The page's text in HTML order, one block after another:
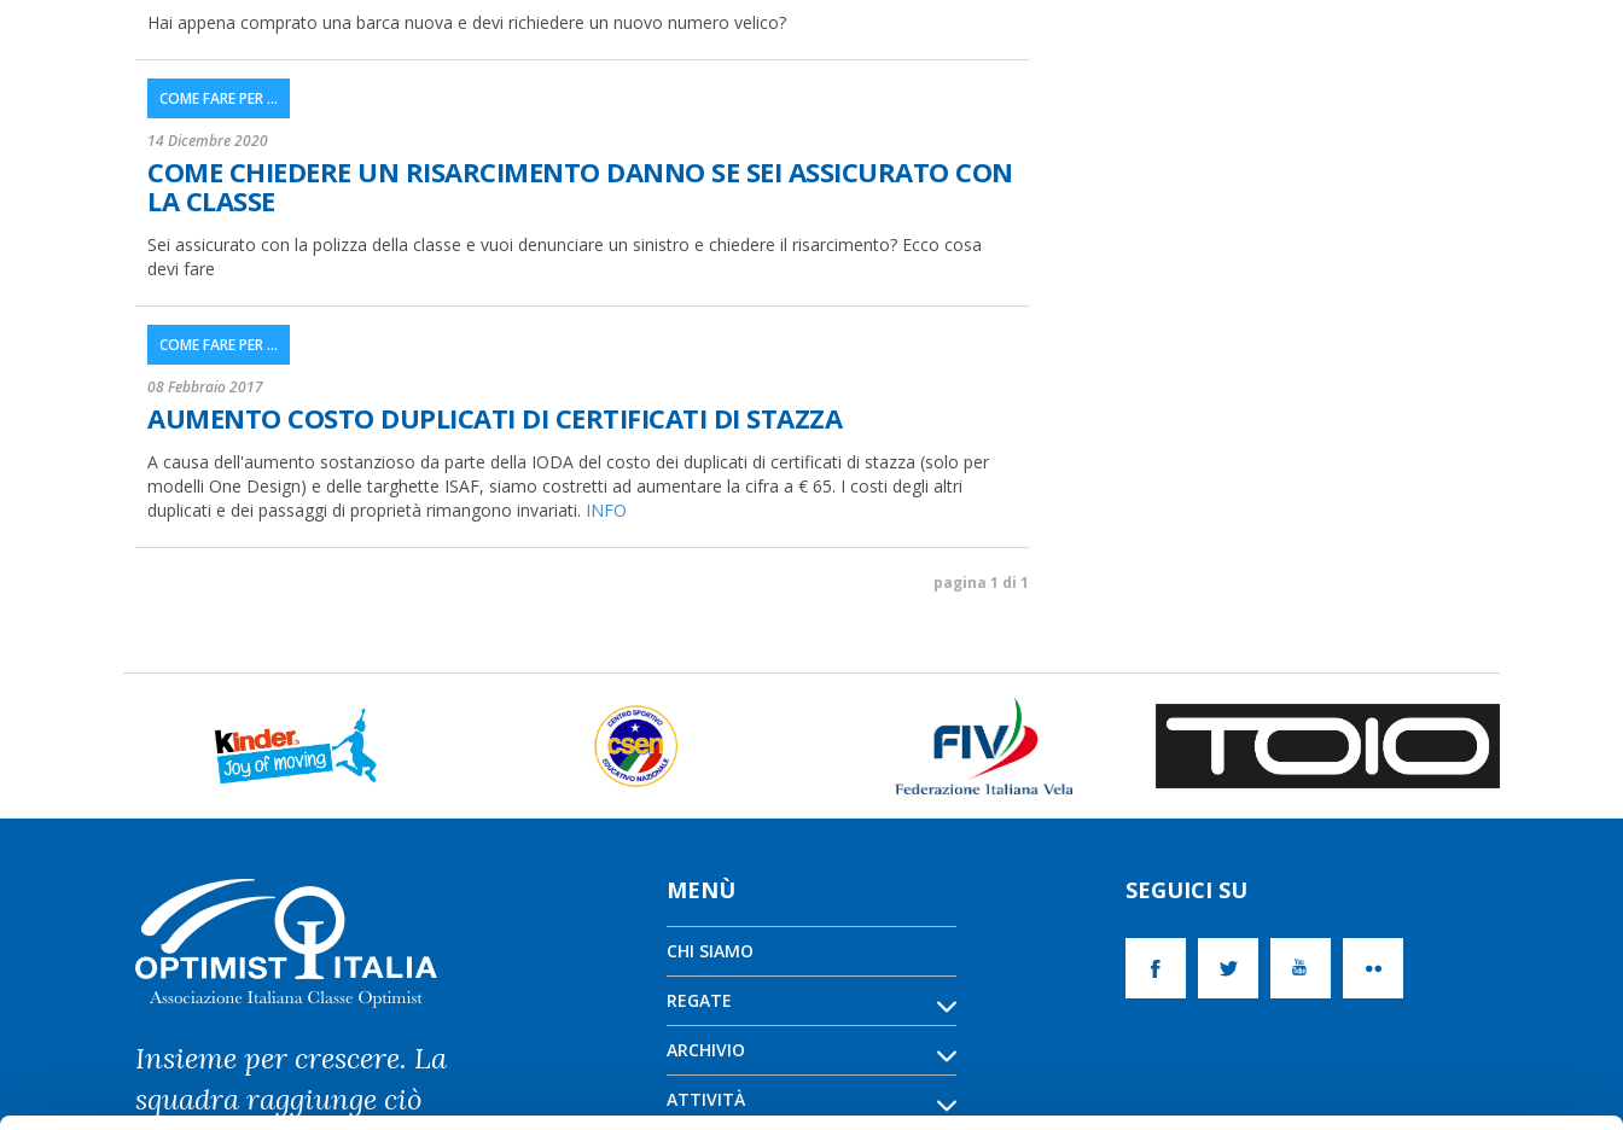
Hai appena comprato una barca nuova e devi richiedere un nuovo numero velico?
COME FARE PER ...
14 Dicembre 2020
COME CHIEDERE UN RISARCIMENTO DANNO SE SEI ASSICURATO CON
LA CLASSE
Sei assicurato con la polizza della classe e vuoi denunciare un sinistro e chiedere il risarcimento? Ecco cosa
devi fare
COME FARE PER ...
08 Febbraio 2017
AUMENTO COSTO DUPLICATI DI CERTIFICATI DI STAZZA
A causa dell'aumento sostanzioso da parte della IODA del costo dei duplicati di certificati di stazza (solo per
modelli One Design) e delle targhette ISAF, siamo costretti ad aumentare la cifra a € 65. I costi degli altri
duplicati e dei passaggi di proprietà rimangono invariati. INFO
pagina 1 di 1
Insieme per crescere. La
squadra raggiunge ciò
MENÙ
CHI SIAMO
REGATE
ARCHIVIO
ATTIVITÀ
SEGUICI SU